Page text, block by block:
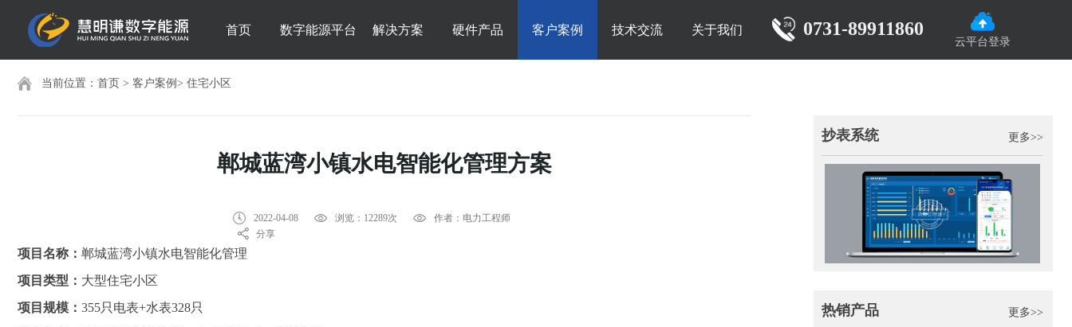
云平台登录
0731-89911860
首页 数字能源平台 解决方案 硬件产品 客户案例 技术交流 关于我们
当前位置： 首页 > 客户案例 > 住宅小区
郸城蓝湾小镇水电智能化管理方案
2022-04-08 浏览：12289次
作者：电力工程师
分享
项目名称： 郸城蓝湾小镇水电智能化管理
项目类型： 大型住宅小区
项目规模： 355只电表+水表328只
抄表系统 更多>>
热销产品 更多>>